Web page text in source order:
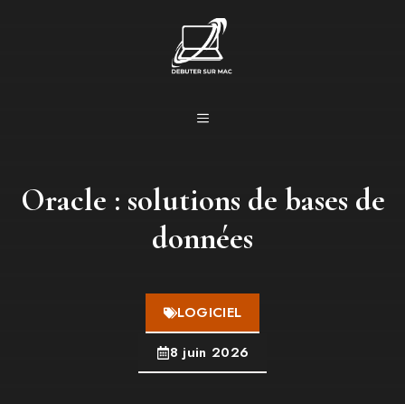
MENU
Oracle : solutions de bases de
données
LOGICIEL
8 juin 2026